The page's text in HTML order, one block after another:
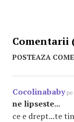
Comentarii
POSTEAZA
Cocolinababype
ne lipseste...
ce e drept...te